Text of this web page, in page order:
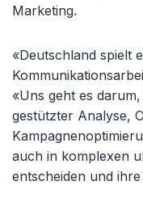
Marketing.
«Deutschland spielt
«Uns geht es
gestützter Analyse,
auch in komplexen
entscheiden und